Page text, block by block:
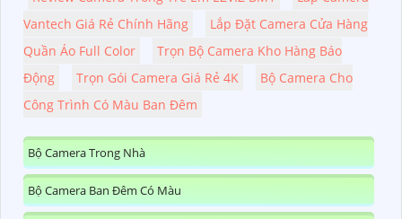
Vantech Giá Rẻ Chính Hãng
Lắp Đặt Camera Cửa Hàng
Quần Áo Full Color
Trọn Bộ Camera Kho Hàng Báo
Động
Trọn Gói Camera Giá Rẻ 4K
Bộ Camera Cho
Công Trình Có Màu Ban Đêm
Bộ Camera Trong Nhà
Bộ Camera Ban Đêm Có Màu